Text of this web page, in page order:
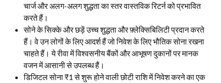
चार्ज और अलग-अलग शुद्धता का स्तर वास्तविक रिटर्न को प्रभावित
करते हैं।
सोने के सिक्के और छड़ें उच्च शुद्धता और फ़्लेक्सिबिलिटी प्रदान करते
हैं। वे उन लोगों के लिए आदर्श हैं जो निवेश के लिए भौतिक सोना रखना
चाहते हैं। ये रीवा में विश्वसनीय बैंकों और आभूषण दुकानों पर मानक
वजन में आसानी से उपलब्ध हैं।
डिजिटल सोना ₹1 से शुरू होने वाली छोटी राशि में निवेश करने का एक